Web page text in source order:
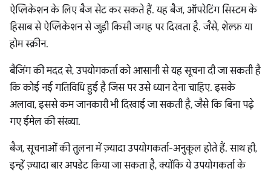
ऐप्लिकेशन के लिए बैज सेट कर सकते हैं. यह बैज, ऑपरेटिंग सिस्टम के
हिसाब से ऐप्लिकेशन से जुड़ी किसी जगह पर दिखता है. जैसे, शेल्फ़ या
होम स्क्रीन.
बैजिंग की मदद से, उपयोगकर्ता को आसानी से यह सूचना दी जा सकती है
कि कोई नई गतिविधि हुई है जिस पर उसे ध्यान देना चाहिए. इसके
अलावा, इससे कम जानकारी भी दिखाई जा सकती है, जैसे कि बिना पढ़े
गए ईमेल की संख्या.
बैज, सूचनाओं की तुलना में ज़्यादा उपयोगकर्ता-अनुकूल होते हैं. साथ ही,
इन्हें ज़्यादा बार अपडेट किया जा सकता है, क्योंकि ये उपयोगकर्ता के